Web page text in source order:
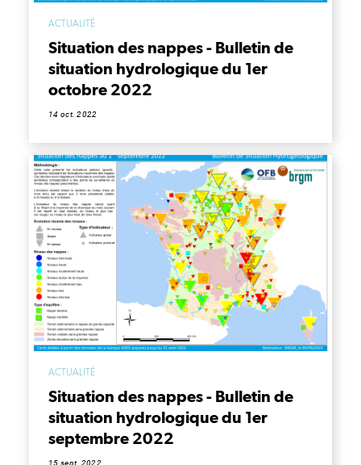
ACTUALITÉ
Situation des nappes - Bulletin de
situation hydrologique du 1er
octobre 2022
14 oct. 2022
ACTUALITÉ
Situation des nappes - Bulletin de
situation hydrologique du 1er
septembre 2022
15 sept. 2022